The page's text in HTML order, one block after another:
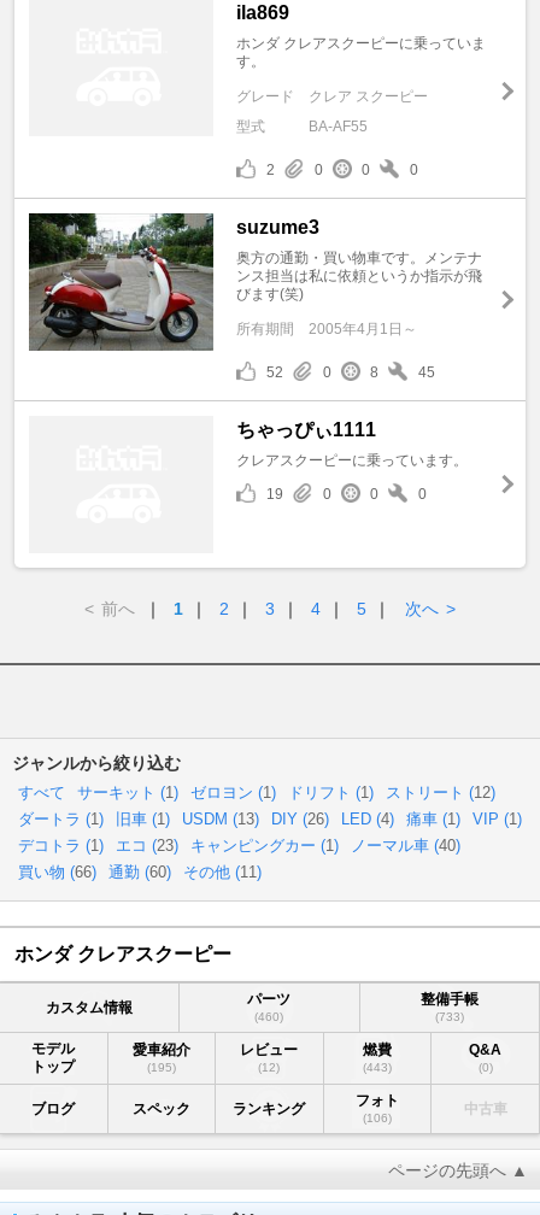
ila869
ホンダ クレアスクーピーに乗っていま
す。
グレード
クレア スクーピー
型式
BA-AF55
2 0 0 0
suzume3
奥方の通勤・買い物車です。メンテナ
ンス担当は私に依頼というか指示が飛
びます(笑)
所有期間 2005年4月1日～
52 0 8 45
ちゃっぴぃ1111
クレアスクーピーに乗っています。
19
0 0 0
< 前へ ｜ 1 ｜ 2 ｜ 3 ｜ 4 ｜ 5 ｜ 次へ >
ジャンルから絞り込む
すべて サーキット (1) ゼロヨン (1) ドリフト (1) ストリート (12)
ダートラ (1) 旧車 (1) USDM (13) DIY (26) LED (4) 痛車 (1) VIP (1)
デコトラ (1) エコ (23) キャンピングカー (1) ノーマル車 (40)
買い物 (66) 通勤 (60) その他 (11)
ホンダ クレアスクーピー
カスタム情報 パーツ
(460)
整備手帳
(733)
モデル
トップ
愛車紹介
(195)
レビュー
(12)
燃費
(443)
Q&A
(0)
ブログ スペック ランキング フォト
(106)
中古車
ページの先頭へ ▲